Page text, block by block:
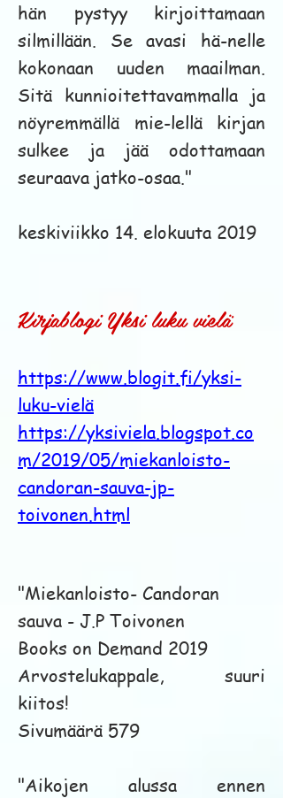
hän pystyy kirjoittamaan
silmillään. Se avasi hä-nelle
kokonaan uuden maailman.
Sitä kunnioitettavammalla ja
nöyremmällä mie-lellä kirjan
sulkee ja jää odottamaan
seuraava jatko-osaa."
keskiviikko 14. elokuuta 2019
Kirjablogi Yksi luku vielä
https://www.blogit.fi/yksi-
luku-vielä
https://yksiviela.blogspot.co
m/2019/05/miekanloisto-
candoran-sauva-jp-
toivonen.html
"Miekanloisto- Candoran
sauva - J.P Toivonen
Books on Demand 2019
Arvostelukappale, suuri
kiitos!
Sivumäärä 579
"Aikojen alussa ennen